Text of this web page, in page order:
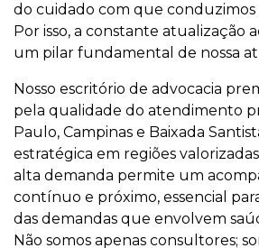
do cuidado com que conduzimos
Por isso, a constante atualização
um pilar fundamental de nossa
Nosso escritório de advocacia
pela qualidade do atendimento
Paulo, Campinas e Baixada
estratégica em regiões
alta demanda permite um
contínuo e próximo, essencial
das demandas que envolvem
Não somos apenas consultores;